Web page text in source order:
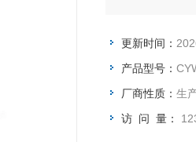
更新时间：
产品型号：
厂商性质： 生
访 问 量：